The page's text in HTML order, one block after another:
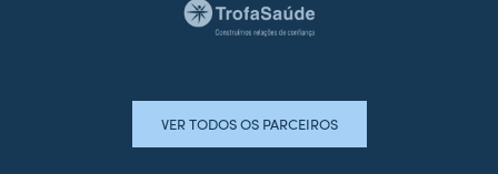
VER TODOS OS PARCEIROS